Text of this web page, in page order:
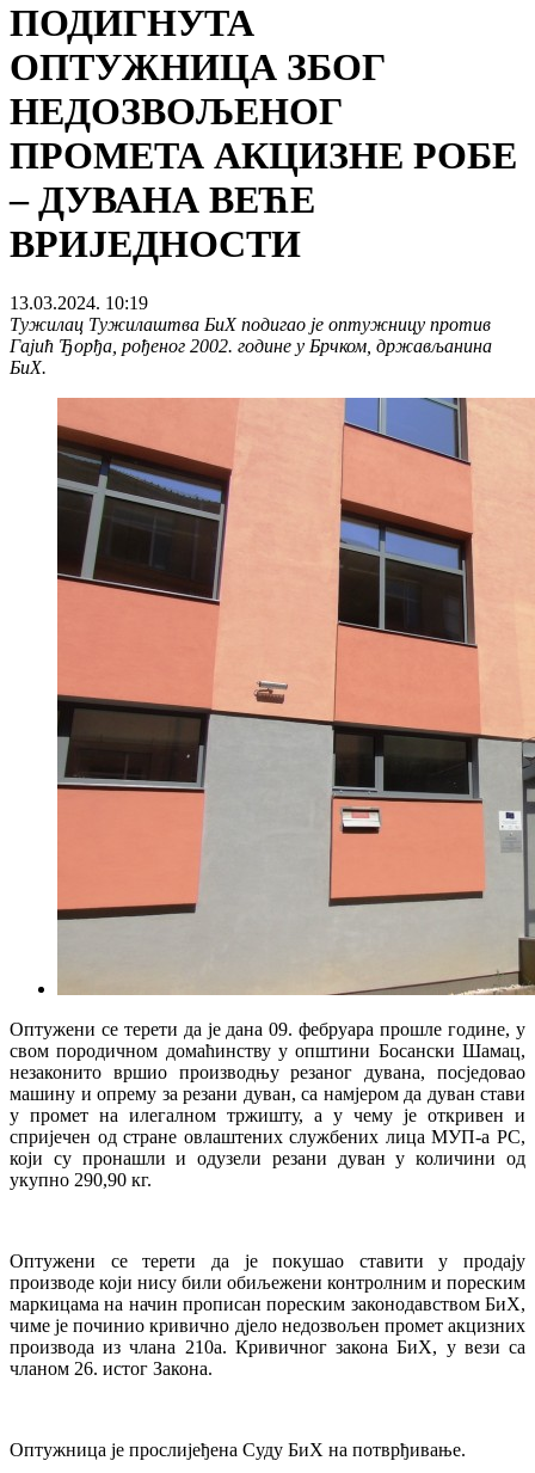
ПОДИГНУТА
ОПТУЖНИЦА ЗБОГ
НЕДОЗВОЉЕНОГ
ПРОМЕТА АКЦИЗНЕ РОБЕ
– ДУВАНА ВЕЋЕ
ВРИЈЕДНОСТИ
13.03.2024. 10:19
Тужилац Тужилаштва БиХ подигао је оптужницу против
Гајић Ђорђа, рођеног 2002. године у Брчком, држављанина
БиХ.
Оптужени се терети да је дана 09. фебруара прошле године, у
свом породичном домаћинству у општини Босански Шамац,
незаконито вршио производњу резаног дувана, посједовао
машину и опрему за резани дуван, са намјером да дуван стави
у промет на илегалном тржишту, а у чему је откривен и
спријечен од стране овлаштених службених лица МУП-а РС,
који су пронашли и одузели резани дуван у количини од
укупно 290,90 кг.
Оптужени се терети да је покушао ставити у продају
производе који нису били обиљежени контролним и пореским
маркицама на начин прописан пореским законодавством БиХ,
чиме је починио кривично дјело недозвољен промет акцизних
производа из члана 210а. Кривичног закона БиХ, у вези са
чланом 26. истог Закона.
Оптужница је прослијеђена Суду БиХ на потврђивање.